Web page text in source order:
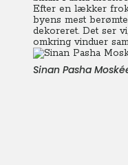
Efter en lækker
byens mest
dekoreret. Det ser
omkring vinduer
Sinan Pasha